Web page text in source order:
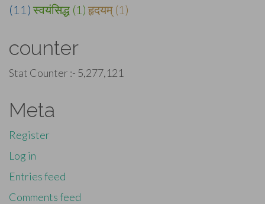
(11) स्वयंसिद्ध (1) हृदयम् (1)
counter
Stat Counter :- 5,277,121
Meta
Register
Log in
Entries feed
Comments feed